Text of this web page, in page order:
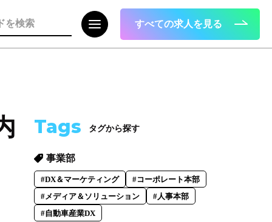
すべての求人を見る
面接で転職理由はどう話すべき？面接官
が聞きたい、模範解答ではない「本音」
2023.08.01
Tags タグから探す
事業部
#DX＆マーケティング
#コーポレート本部
#メディア＆ソリューション
#人事本部
#自動車産業DX